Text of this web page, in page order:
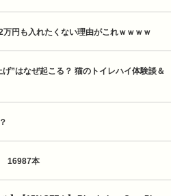
万円も入れたくない理由がこれｗｗｗｗ
げ”はなぜ起こる？ 猫のトイレハイ体験談＆
16987本